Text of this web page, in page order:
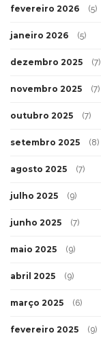
fevereiro 2026 (5)
janeiro 2026 (5)
dezembro 2025 (7)
novembro 2025 (7)
outubro 2025 (7)
setembro 2025 (8)
agosto 2025 (7)
julho 2025 (9)
junho 2025 (7)
maio 2025 (9)
abril 2025 (9)
março 2025 (6)
fevereiro 2025 (9)